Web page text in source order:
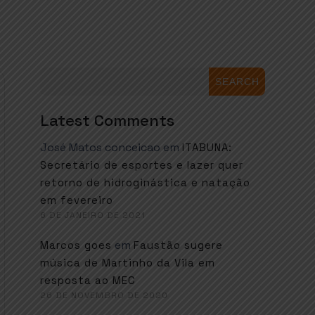
SEARCH
Latest Comments
José Matos conceicao em ITABUNA:
Secretário de esportes e lazer quer
retorno de hidroginástica e natação
em fevereiro
6 DE JANEIRO DE 2021
Marcos goes em Faustão sugere
música de Martinho da Vila em
resposta ao MEC
26 DE NOVEMBRO DE 2020